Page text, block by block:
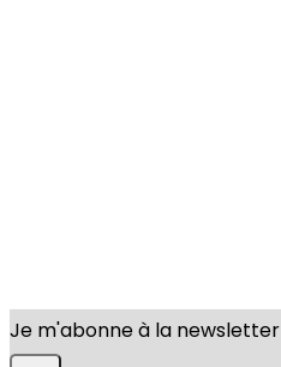
Je m'abonne à la newsletter